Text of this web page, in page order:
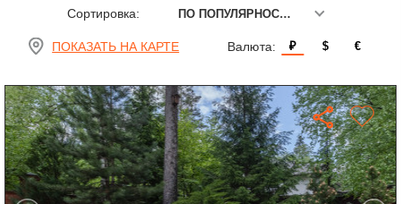
Сортировка: ПО ПОПУЛЯРНОСТИ
ПОКАЗАТЬ НА КАРТЕ Валюта: ₽ $ €